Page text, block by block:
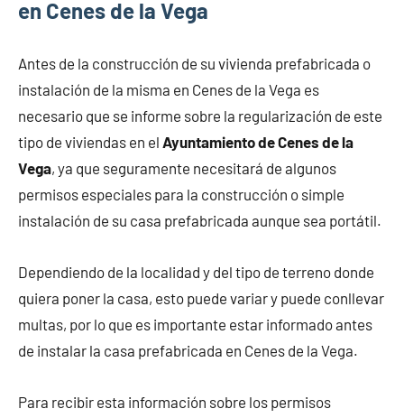
en Cenes de la Vega
Antes de la construcción de su vivienda prefabricada o
instalación de la misma en Cenes de la Vega es
necesario que se informe sobre la regularización de este
tipo de viviendas en el Ayuntamiento de Cenes de la
Vega, ya que seguramente necesitará de algunos
permisos especiales para la construcción o simple
instalación de su casa prefabricada aunque sea portátil.
Dependiendo de la localidad y del tipo de terreno donde
quiera poner la casa, esto puede variar y puede conllevar
multas, por lo que es importante estar informado antes
de instalar la casa prefabricada en Cenes de la Vega.
Para recibir esta información sobre los permisos